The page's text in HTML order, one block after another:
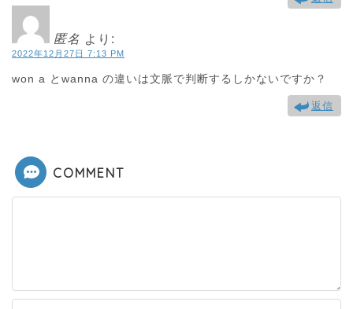
匿名 より:
2022年12月27日 7:13 PM
won a とwanna の違いは文脈で判断するしかないですか？
返信
COMMENT